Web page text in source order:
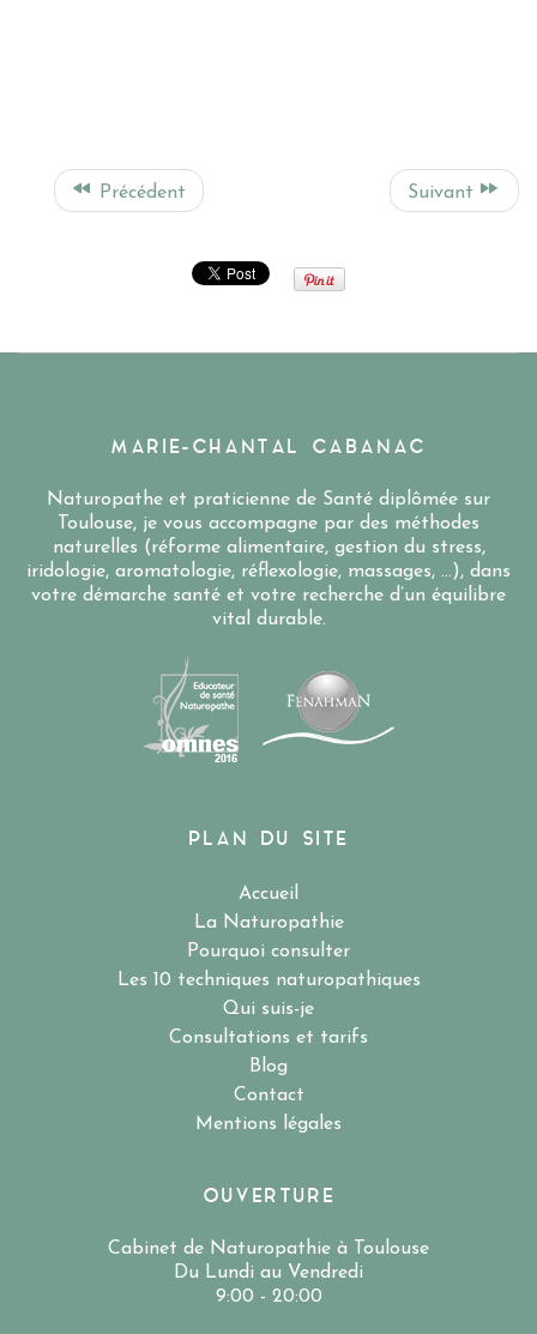
Précédent Suivant
MARIE-CHANTAL CABANAC
Naturopathe et praticienne de Santé diplômée sur
Toulouse, je vous accompagne par des méthodes
naturelles (réforme alimentaire, gestion du stress,
iridologie, aromatologie, réflexologie, massages, …), dans
votre démarche santé et votre recherche d’un équilibre
vital durable.
PLAN DU SITE
Accueil
La Naturopathie
Pourquoi consulter
Les 10 techniques naturopathiques
Qui suis-je
Consultations et tarifs
Blog
Contact
Mentions légales
OUVERTURE
Cabinet de Naturopathie à Toulouse
Du Lundi au Vendredi
9:00 - 20:00